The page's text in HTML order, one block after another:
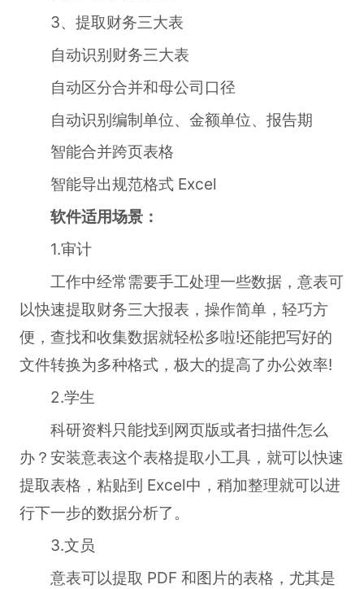
3、提取财务三大表
自动识别财务三大表
自动区分合并和母公司口径
自动识别编制单位、金额单位、报告期
智能合并跨页表格
智能导出规范格式 Excel
软件适用场景：
1.审计
工作中经常需要手工处理一些数据，意表可
以快速提取财务三大报表，操作简单，轻巧方
便，查找和收集数据就轻松多啦!还能把写好的
文件转换为多种格式，极大的提高了办公效率!
2.学生
科研资料只能找到网页版或者扫描件怎么
办？安装意表这个表格提取小工具，就可以快速
提取表格，粘贴到 Excel中，稍加整理就可以进
行下一步的数据分析了。
3.文员
意表可以提取 PDF 和图片的表格，尤其是